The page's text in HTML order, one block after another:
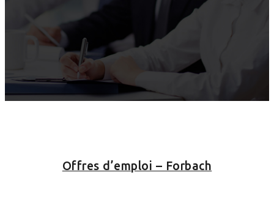
Offres d’emploi – Forbach